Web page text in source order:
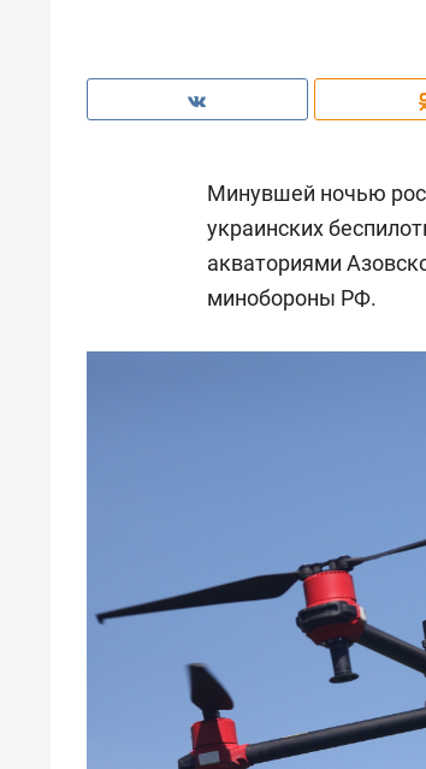
Минувшей ночью
украинских
акваториями
минобороны РФ.